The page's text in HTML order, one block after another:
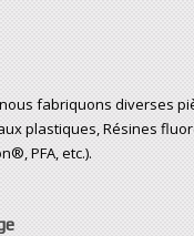
fabriquons diverses
plastiques, Résines
PFA, etc.).